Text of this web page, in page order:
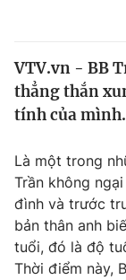
Thế giới
Thế giới đó đây
Câu chuyện
Kinh tế
Tài chính
Thị trường
Góc doanh
Dữ liệu và đời
Truyền hình
VTV.vn - BB
thẳng thắn
tính của mình.
Là một trong
Trần không
đình và trước
bản thân anh
tuổi, đó là độ
Thời điểm này,